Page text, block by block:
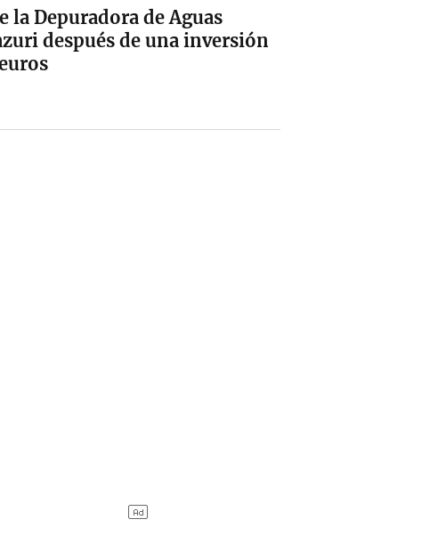
la Depuradora de Aguas
después de una inversión